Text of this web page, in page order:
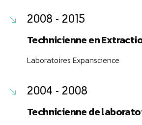
2008 - 2015
Technicienne en
Laboratoires Expanscience
2004 - 2008
Technicienne de